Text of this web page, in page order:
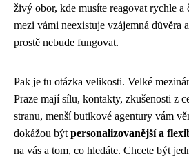
živý obor, kde musíte reagovat rychle
mezi vámi neexistuje vzájemná důvěra
prostě nebude fungovat.
Pak je tu otázka velikosti. Velké
Praze mají sílu, kontakty, zkušenosti z
stranu, menší butikové agentury vám
dokážou být personalizovanější a
na vás a tom, co hledáte. Chcete být